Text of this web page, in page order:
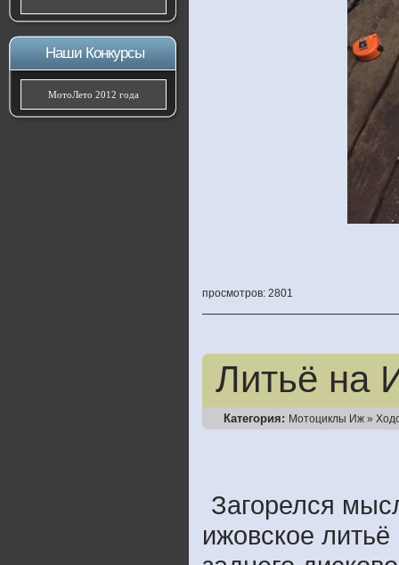
Наши Конкурсы
МотоЛето 2012 года
просмотров: 2801
Литьё
Категория: Мотоциклы Иж »
Загорелся
ижовское